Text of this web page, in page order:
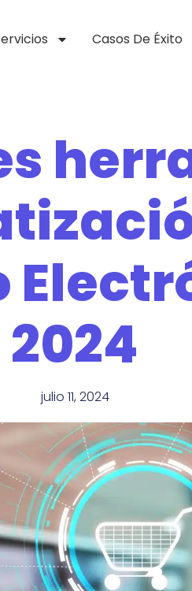
Casos De Éxito
2024
julio 11, 2024